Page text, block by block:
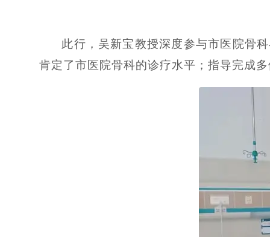
此行，吴新宝教授深度参与市医院骨
肯定了市医院骨科的诊疗水平；指导完成